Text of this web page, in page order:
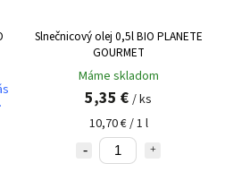
Slnečnicový olej 0,5l BIO PLANETE
GOURMET
Máme skladom
5,35 € / ks
10,70 € / 1 l